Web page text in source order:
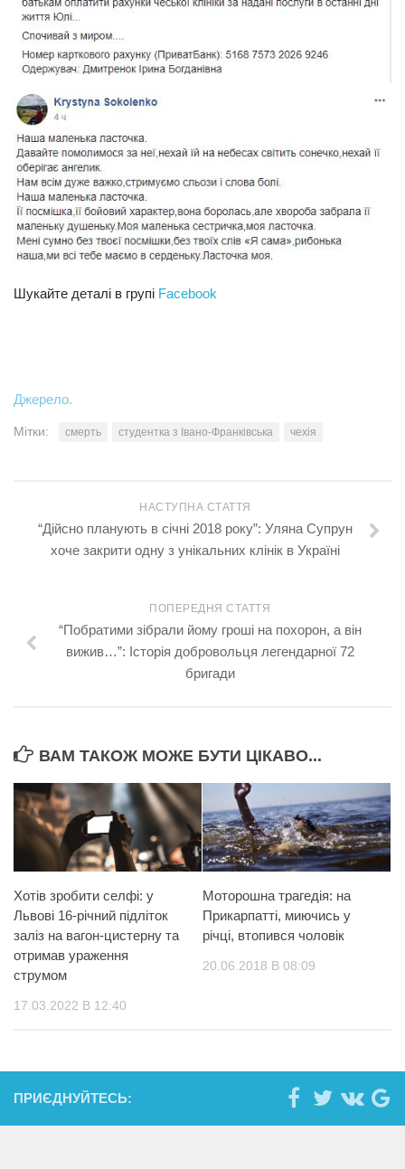
Шукайте деталі в групі Facebook
Джерело.
Мітки: смерть студентка з Івано-Франківська чехія
НАСТУПНА СТАТТЯ
“Дійсно планують в січні 2018 року”: Уляна Супрун
хоче закрити одну з унікальних клінік в Україні
ПОПЕРЕДНЯ СТАТТЯ
“Побратими зібрали йому гроші на похорон, а він
вижив…”: Історія добровольця легендарної 72
бригади
ВАМ ТАКОЖ МОЖЕ БУТИ ЦІКАВО...
Хотів зробити селфі: у
Львові 16-річний підліток
заліз на вагон-цистерну та
отримав ураження
струмом
17.03.2022 В 12:40
Моторошна трагедія: на
Прикарпатті, миючись у
річці, втопився чоловік
20.06.2018 В 08:09
ПРИЄДНУЙТЕСЬ: